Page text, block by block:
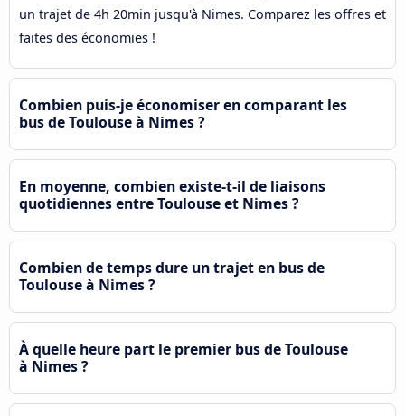
un trajet de 4h 20min jusqu'à Nimes. Comparez les offres et
faites des économies !
Combien puis-je économiser en comparant les
bus de Toulouse à Nimes ?
En moyenne, combien existe-t-il de liaisons
quotidiennes entre Toulouse et Nimes ?
Combien de temps dure un trajet en bus de
Toulouse à Nimes ?
À quelle heure part le premier bus de Toulouse
à Nimes ?